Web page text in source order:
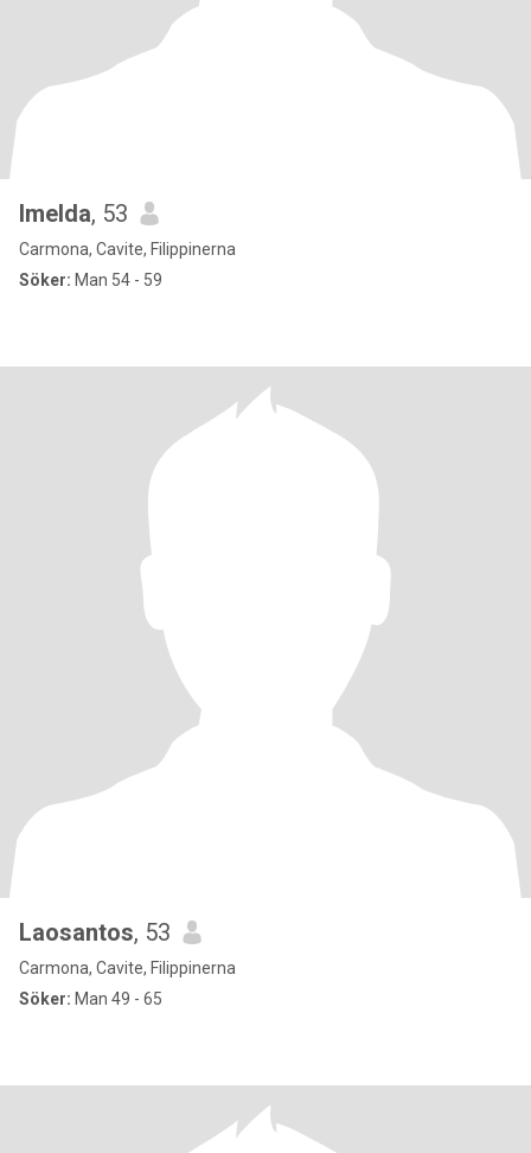
Imelda, 53
Carmona, Cavite, Filippinerna
Söker: Man 54 - 59
Laosantos, 53
Carmona, Cavite, Filippinerna
Söker: Man 49 - 65